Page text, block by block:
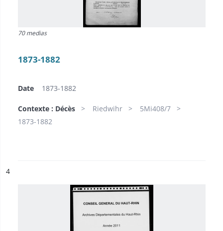
70 medias
1873-1882
Date 1873-1882
Contexte : Décès Riedwihr
5Mi408/7
1873-1882
n°
4